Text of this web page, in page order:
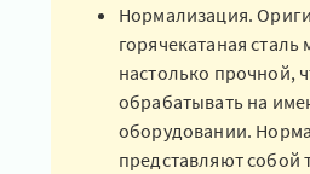
Нормализация.
горячекатаная сталь
настолько прочной,
обрабатывать на
оборудовании.
представляют собой